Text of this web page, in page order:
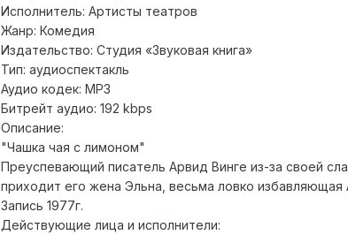
Исполнитель: Артисты театров
Жанр: Комедия
Издательство: Студия «Звуковая книга»
Тип: аудиоспектакль
Аудио кодек: MP3
Битрейт аудио: 192 kbps
Описание:
"Чашка чая с лимоном"
Преуспевающий писатель Арвид Винге из-за своей
приходит его жена Эльна, весьма ловко избавляющая
Запись 1977г.
Действующие лица и исполнители: